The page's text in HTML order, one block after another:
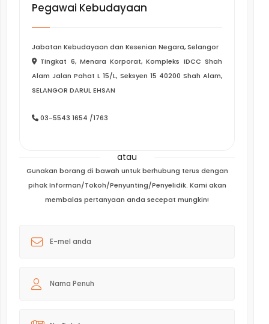
Pegawai Kebudayaan
Jabatan Kebudayaan dan Kesenian Negara, Selangor
Tingkat 6, Menara Korporat, Kompleks IDCC Shah
Alam Jalan Pahat L 15/L, Seksyen 15 40200 Shah Alam,
SELANGOR DARUL EHSAN
03-5543 1654 /1763
atau
Gunakan borang di bawah untuk berhubung terus dengan
pihak Informan/Tokoh/Penyunting/Penyelidik. Kami akan
membalas pertanyaan anda secepat mungkin!